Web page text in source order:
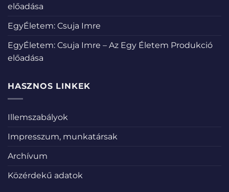
előadása
EgyÉletem: Csuja Imre
EgyÉletem: Csuja Imre – Az Egy Életem Produkció
előadása
HASZNOS LINKEK
Illemszabályok
Impresszum, munkatársak
Archívum
Közérdekű adatok